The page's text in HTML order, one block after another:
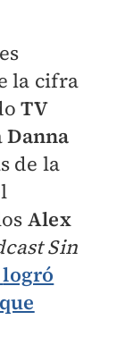
la cifra
TV
Danna
de la
Alex
Sin
logró